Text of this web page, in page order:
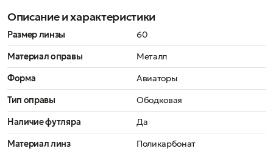
Описание и характеристики
Размер линзы
60
Материал оправы
Металл
Форма
Авиаторы
Тип оправы
Ободковая
Наличие футляра
Да
Материал линз
Поликарбонат